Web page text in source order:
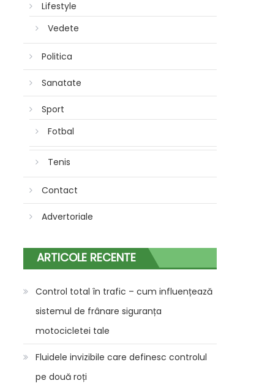
Lifestyle
Vedete
Politica
Sanatate
Sport
Fotbal
Tenis
Contact
Advertoriale
ARTICOLE RECENTE
Control total în trafic – cum influențează
sistemul de frânare siguranța
motocicletei tale
Fluidele invizibile care definesc controlul
pe două roți